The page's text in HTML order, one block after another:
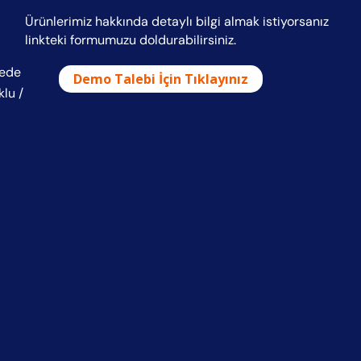
/
Ürünlerimiz hakkında detaylı bilgi almak istiyorsanız
linkteki formumuzu doldurabilirsiniz.
Demo Talebi İçin Tıklayınız